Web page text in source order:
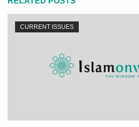
CURRENT ISSUES